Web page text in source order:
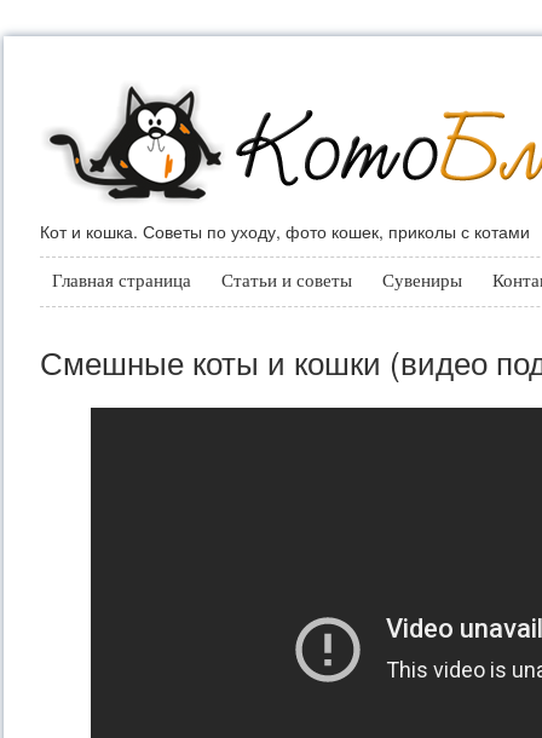
Кот и кошка. Советы по уходу, фото кошек, приколы с котами
Главная страница Статьи и советы Сувениры
Смешные коты и кошки (видео